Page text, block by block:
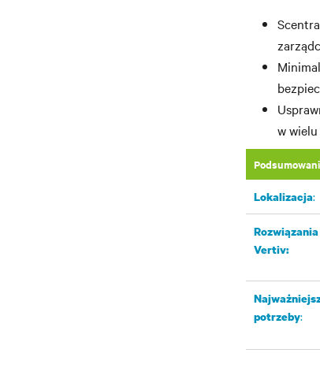
w
Lokalizacja:​
Rozwiązania
Vertiv:
potrzeby: